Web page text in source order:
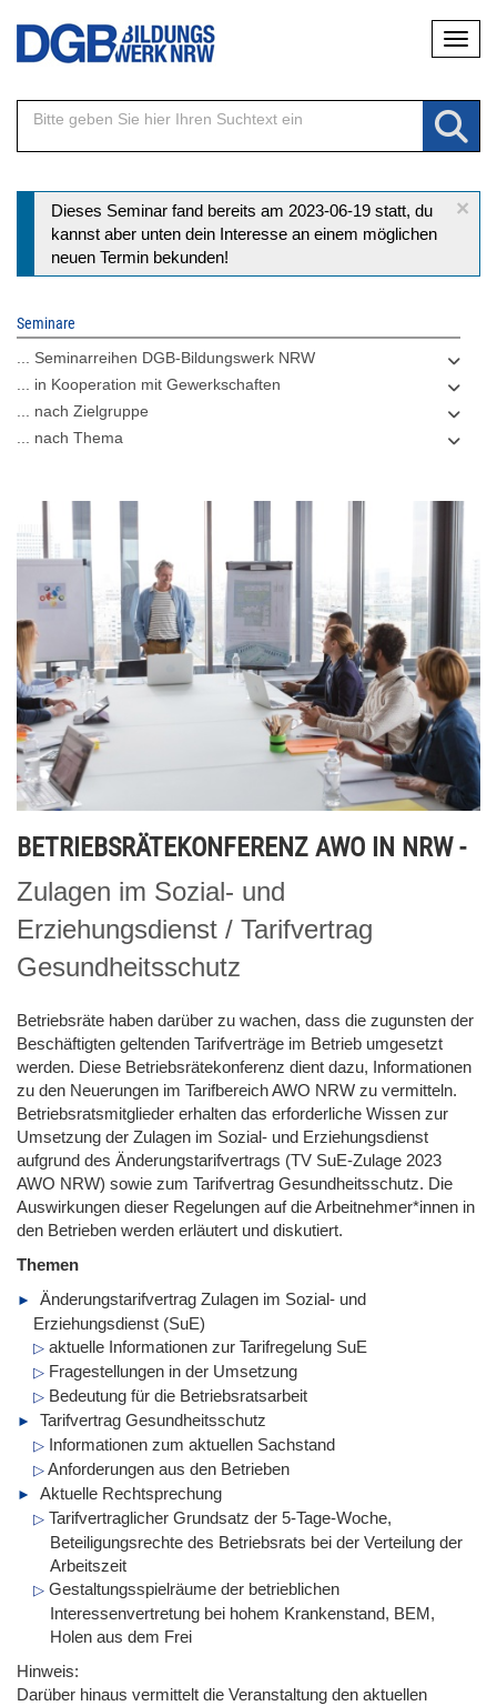
Direkt
Inhalt
×
Statusmeldung
Dieses Seminar fand bereits am 2023-06-19 statt, du
kannst aber unten dein Interesse an einem möglichen
neuen Termin bekunden!
Seminare
... Seminarreihen DGB-Bildungswerk NRW
... in Kooperation mit Gewerkschaften
... nach Zielgruppe
... nach Thema
BETRIEBSRÄTEKONFERENZ AWO IN NRW -
Zulagen im Sozial- und
Erziehungsdienst / Tarifvertrag
Gesundheitsschutz
Betriebsräte haben darüber zu wachen, dass die zugunsten der
Beschäftigten geltenden Tarifverträge im Betrieb umgesetzt
werden. Diese Betriebsrätekonferenz dient dazu, Informationen
zu den Neuerungen im Tarifbereich AWO NRW zu vermitteln.
Betriebsratsmitglieder erhalten das erforderliche Wissen zur
Umsetzung der Zulagen im Sozial- und Erziehungsdienst
aufgrund des Änderungstarifvertrags (TV SuE-Zulage 2023
AWO NRW) sowie zum Tarifvertrag Gesundheitsschutz. Die
Auswirkungen dieser Regelungen auf die Arbeitnehmer*innen in
den Betrieben werden erläutert und diskutiert.
Themen
Änderungstarifvertrag Zulagen im Sozial- und
Erziehungsdienst (SuE)
aktuelle Informationen zur Tarifregelung SuE
Fragestellungen in der Umsetzung
Bedeutung für die Betriebsratsarbeit
Tarifvertrag Gesundheitsschutz
Informationen zum aktuellen Sachstand
Anforderungen aus den Betrieben
Aktuelle Rechtsprechung
Tarifvertraglicher Grundsatz der 5-Tage-Woche,
Beteiligungsrechte des Betriebsrats bei der Verteilung der
Arbeitszeit
Gestaltungsspielräume der betrieblichen
Interessenvertretung bei hohem Krankenstand, BEM,
Holen aus dem Frei
Hinweis:
Darüber hinaus vermittelt die Veranstaltung den aktuellen